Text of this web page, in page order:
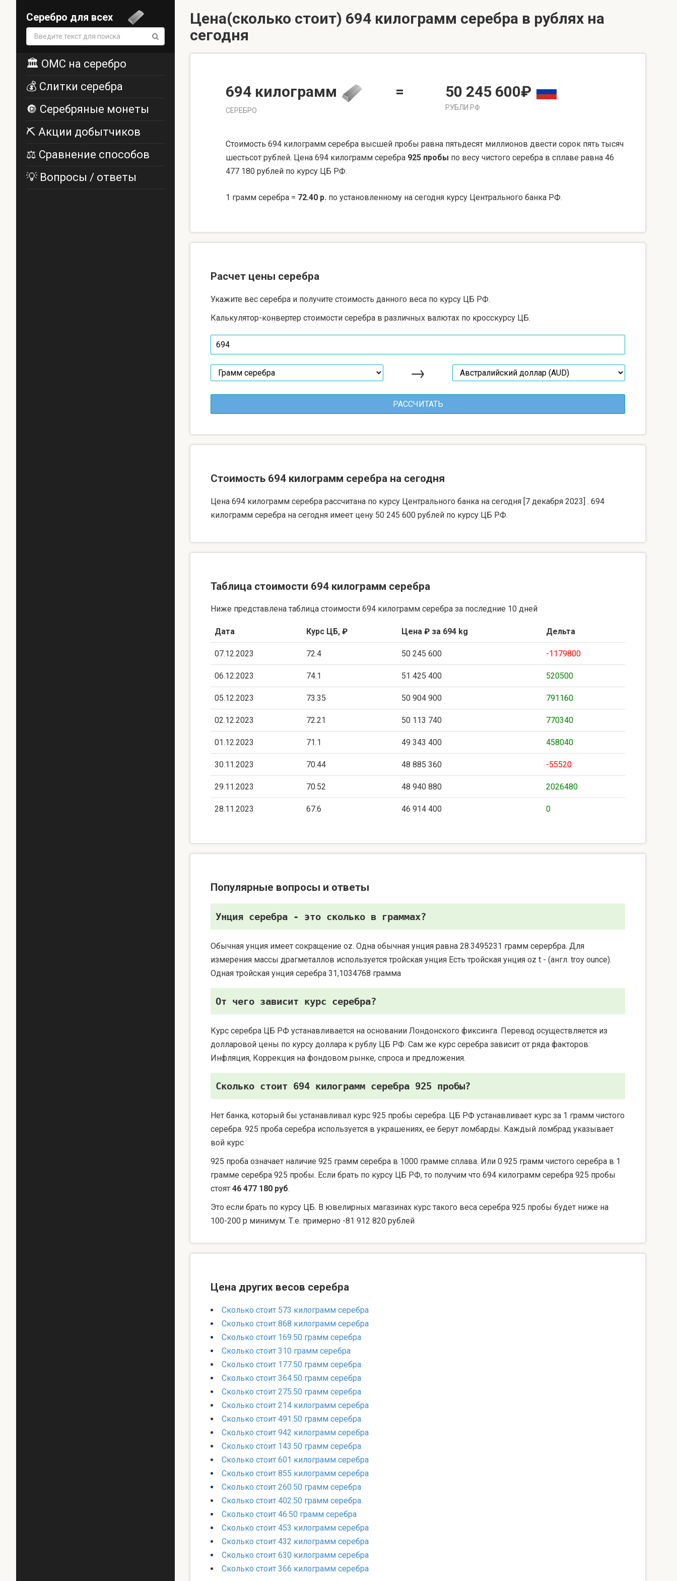
Серебро для всех
Поиск:
🏛️ ОМС на серебро
💰 Слитки серебра
🔘 Серебряные монеты
⛏️ Акции добытчиков
⚖️ Сравнение способов
💡 Вопросы / ответы
Цена(сколько стоит) 694 килограмм серебра в рублях на
сегодня
694 килограмм
СЕРЕБРО
= 50 245 600₽
РУБЛИ РФ
Стоимость 694 килограмм серебра высшей пробы равна пятьдесят миллионов двести сорок пять тысяч
шестьсот рублей. Цена 694 килограмм серебра 925 пробы по весу чистого серебра в сплаве равна 46
477 180 рублей по курсу ЦБ РФ.
1 грамм серебра = 72.40 р. по установленному на сегодня курсу Центрального банка РФ.
Расчет цены серебра
Укажите вес серебра и получите стоимость данного веса по курсу ЦБ РФ.
Калькулятор-конвертер стоимости серебра в различных валютах по кросскурсу ЦБ.
→
Стоимость 694 килограмм серебра на сегодня
Цена 694 килограмм серебра рассчитана по курсу Центрального банка на сегодня [7 декабря 2023] . 694
килограмм серебра на сегодня имеет цену 50 245 600 рублей по курсу ЦБ РФ.
Таблица стоимости 694 килограмм серебра
Ниже представлена таблица стоимости 694 килограмм серебра за последние 10 дней
Дата Курс ЦБ, ₽ Цена ₽ за 694 kg Дельта
07.12.2023 72.4 50 245 600 -1179800
06.12.2023 74.1 51 425 400 520500
05.12.2023 73.35 50 904 900 791160
02.12.2023 72.21 50 113 740 770340
01.12.2023 71.1 49 343 400 458040
30.11.2023 70.44 48 885 360 -55520
29.11.2023 70.52 48 940 880 2026480
28.11.2023 67.6 46 914 400 0
Популярные вопросы и ответы
Унция серебра - это сколько в граммах?
Обычная унция имеет сокращение oz. Одна обычная унция равна 28.3495231 грамм серербра. Для
измерения массы драгметаллов используется тройская унция Есть тройская унция oz t - (англ. troy ounce).
Одная тройская унция серебра 31,1034768 грамма
От чего зависит курс серебра?
Курс серебра ЦБ РФ устанавливается на основании Лондонского фиксинга. Перевод осуществляется из
долларовой цены по курсу доллара к рублу ЦБ РФ. Сам же курс серебра зависит от ряда факторов:
Инфляция, Коррекция на фондовом рынке, спроса и предложения.
Сколько стоит 694 килограмм серебра 925 пробы?
Нет банка, который бы устанавливал курс 925 пробы серебра. ЦБ РФ устанавливает курс за 1 грамм чистого
серебра. 925 проба серебра используется в украшениях, ее берут ломбарды. Каждый ломбрад указывает
вой курс
925 проба означает наличие 925 грамм серебра в 1000 грамме сплава. Или 0.925 грамм чистого серебра в 1
грамме серебра 925 пробы. Если брать по курсу ЦБ РФ, то получим что 694 килограмм серебра 925 пробы
стоят 46 477 180 руб.
Это если брать по курсу ЦБ. В ювелирных магазинах курс такого веса серебра 925 пробы будет ниже на
100-200 р минимум. Т.е. примерно -81 912 820 рублей
Цена других весов серебра
Сколько стоит 573 килограмм серебра
Сколько стоит 868 килограмм серебра
Сколько стоит 169.50 грамм серебра
Сколько стоит 310 грамм серебра
Сколько стоит 177.50 грамм серебра
Сколько стоит 364.50 грамм серебра
Сколько стоит 275.50 грамм серебра
Сколько стоит 214 килограмм серебра
Сколько стоит 491.50 грамм серебра
Сколько стоит 942 килограмм серебра
Сколько стоит 143.50 грамм серебра
Сколько стоит 601 килограмм серебра
Сколько стоит 855 килограмм серебра
Сколько стоит 260.50 грамм серебра
Сколько стоит 402.50 грамм серебра
Сколько стоит 46.50 грамм серебра
Сколько стоит 453 килограмм серебра
Сколько стоит 432 килограмм серебра
Сколько стоит 630 килограмм серебра
Сколько стоит 366 килограмм серебра